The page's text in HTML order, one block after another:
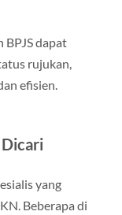
BPJS dapat
rujukan,
efisien.
Dicari
yang
Beberapa di